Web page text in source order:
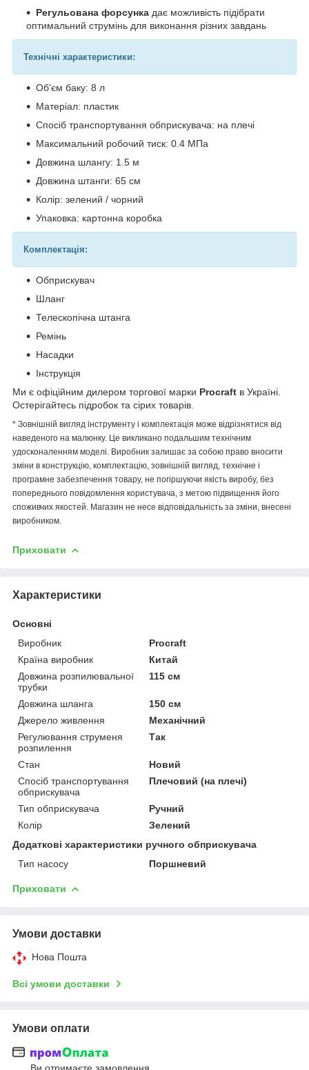
Регульована форсунка дає можливість підібрати
оптимальний струмінь для виконання різних завдань
Технічні характеристики:
Об'єм баку: 8 л
Матеріал: пластик
Спосіб транспортування обприскувача: на плечі
Максимальний робочий тиск: 0.4 МПа
Довжина шлангу: 1.5 м
Довжина штанги: 65 см
Колір: зелений / чорний
Упаковка: картонна коробка
Комплектація:
Обприскувач
Шланг
Телескопічна штанга
Ремінь
Насадки
Інструкція
Ми є офіційним дилером торгової марки Procraft в Україні.
Остерігайтесь підробок та сірих товарів.
* Зовнішній вигляд інструменту і комплектація може відрізнятися від
наведеного на малюнку. Це викликано подальшим технічним
удосконаленням моделі. Виробник залишає за собою право вносити
зміни в конструкцію, комплектацію, зовнішній вигляд, технічне і
програмне забезпечення товару, не погіршуючи якість виробу, без
попереднього повідомлення користувача, з метою підвищення його
споживчих якостей. Магазин не несе відповідальність за зміни, внесені
виробником.
Приховати
Характеристики
Основні
Виробник
Procraft
Країна виробник
Китай
Довжина розпилювальної
трубки
115 см
Довжина шланга
150 см
Джерело живлення
Механічний
Регулювання струменя
розпилення
Так
Стан
Новий
Спосіб транспортування
обприскувача
Плечовий (на плечі)
Тип обприскувача
Ручний
Колір
Зелений
Додаткові характеристики ручного обприскувача
Тип насосу
Поршневий
Приховати
Умови доставки
Нова Пошта
Всі умови доставки
Умови оплати